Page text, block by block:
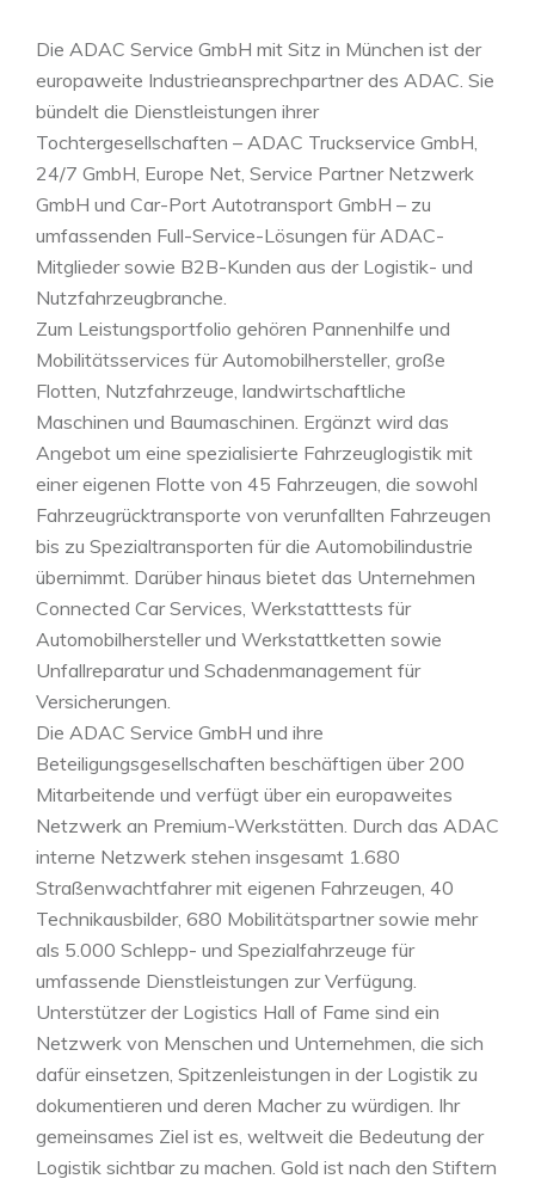
Die ADAC Service GmbH mit Sitz in München ist der
europaweite Industrieansprechpartner des ADAC. Sie
bündelt die Dienstleistungen ihrer
Tochtergesellschaften – ADAC Truckservice GmbH,
24/7 GmbH, Europe Net, Service Partner Netzwerk
GmbH und Car-Port Autotransport GmbH – zu
umfassenden Full-Service-Lösungen für ADAC-
Mitglieder sowie B2B-Kunden aus der Logistik- und
Nutzfahrzeugbranche.
Zum Leistungsportfolio gehören Pannenhilfe und
Mobilitätsservices für Automobilhersteller, große
Flotten, Nutzfahrzeuge, landwirtschaftliche
Maschinen und Baumaschinen. Ergänzt wird das
Angebot um eine spezialisierte Fahrzeuglogistik mit
einer eigenen Flotte von 45 Fahrzeugen, die sowohl
Fahrzeugrücktransporte von verunfallten Fahrzeugen
bis zu Spezialtransporten für die Automobilindustrie
übernimmt. Darüber hinaus bietet das Unternehmen
Connected Car Services, Werkstatttests für
Automobilhersteller und Werkstattketten sowie
Unfallreparatur und Schadenmanagement für
Versicherungen.
Die ADAC Service GmbH und ihre
Beteiligungsgesellschaften beschäftigen über 200
Mitarbeitende und verfügt über ein europaweites
Netzwerk an Premium-Werkstätten. Durch das ADAC
interne Netzwerk stehen insgesamt 1.680
Straßenwachtfahrer mit eigenen Fahrzeugen, 40
Technikausbilder, 680 Mobilitätspartner sowie mehr
als 5.000 Schlepp- und Spezialfahrzeuge für
umfassende Dienstleistungen zur Verfügung.
Unterstützer der Logistics Hall of Fame sind ein
Netzwerk von Menschen und Unternehmen, die sich
dafür einsetzen, Spitzenleistungen in der Logistik zu
dokumentieren und deren Macher zu würdigen. Ihr
gemeinsames Ziel ist es, weltweit die Bedeutung der
Logistik sichtbar zu machen. Gold ist nach den Stiftern